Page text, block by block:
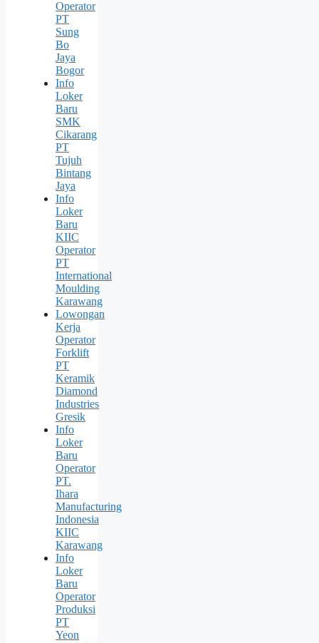
Operator
PT
Sung
Bо
Jaya
Bogor
Info
Loker
Baru
SMK
Cikarang
PT
Tujuh
Bintang
Jaya
Info
Loker
Baru
KIIC
Operator
PT
International
Moulding
Karawang
Lowongan
Kerja
Operator
Forklift
PT
Keramik
Diamond
Industries
Gresik
Info
Loker
Baru
Operator
PT.
Ihara
Manufacturing
Indonesia
KIIC
Karawang
Info
Loker
Baru
Operator
Produksi
PT
Yeon